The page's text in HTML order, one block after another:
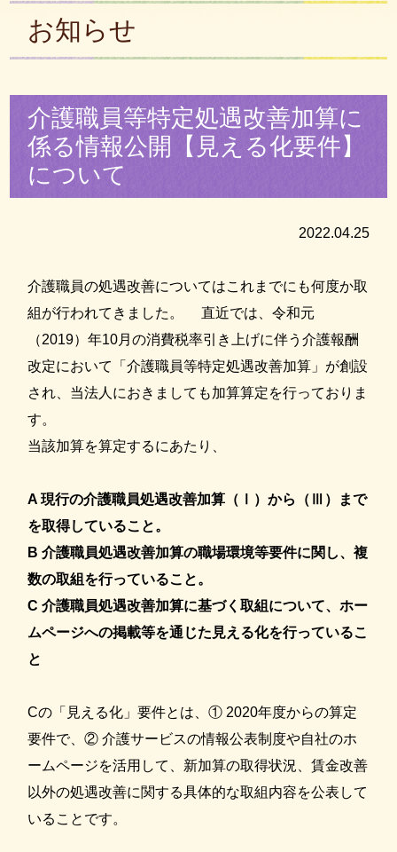
お知らせ
介護職員等特定処遇改善加算に
係る情報公開【見える化要件】
について
2022.04.25
介護職員の処遇改善についてはこれまでにも何度か取
組が行われてきました。 直近では、令和元
（2019）年10月の消費税率引き上げに伴う介護報酬
改定において「介護職員等特定処遇改善加算」が創設
され、当法人におきましても加算算定を行っておりま
す。
当該加算を算定するにあたり、
A 現行の介護職員処遇改善加算（Ⅰ）から（Ⅲ）まで
を取得していること。
B 介護職員処遇改善加算の職場環境等要件に関し、複
数の取組を行っていること。
C 介護職員処遇改善加算に基づく取組について、ホー
ムページへの掲載等を通じた見える化を行っているこ
と
Cの「見える化」要件とは、① 2020年度からの算定
要件で、② 介護サービスの情報公表制度や自社のホ
ームページを活用して、新加算の取得状況、賃金改善
以外の処遇改善に関する具体的な取組内容を公表して
いることです。